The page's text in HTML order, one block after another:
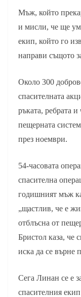
Мъж, който
и мисли, че ще
екип, който го
направи същото
Около 300
спасителната
ръката, ребрата
пещерната
през ноември.
54-часовата
спасителна
годишният мъж
„щастлив, че е
отблъсна от
Бристол каза, че
иска да се върне
Сега Линан се е
спасителния